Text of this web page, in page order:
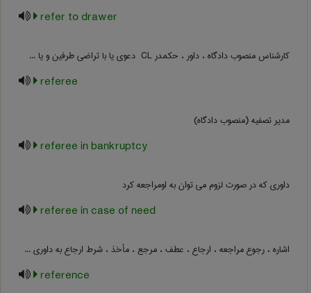
refer to drawer
کارشناس منصوب دادگاه ، داور ، حکمدر ‎ CL دعوی یا با تراضی طرفین و یا ...
referee
مدیر تصفیه (منصوب دادگاه)
referee in bankruptcy
داوری که در صورت لزوم می توان به اومراجعه کرد
referee in case of need
اشاره ، رجوع مراجعه ، ارجاع ، عطف ، مرجع ، مأخذ ، شرط ارجاع به داوری ...
reference